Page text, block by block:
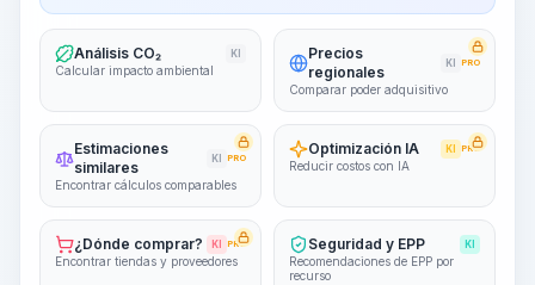
Análisis CO₂ KI
Calcular impacto ambiental
Precios
regionales
KI PRO
Comparar poder adquisitivo
Estimaciones
similares
KI PRO
Encontrar cálculos comparables
Optimización IA KI PRO
Reducir costos con IA
¿Dónde comprar? KI PRO
Encontrar tiendas y proveedores
Seguridad y EPP KI
Recomendaciones de EPP por
recurso